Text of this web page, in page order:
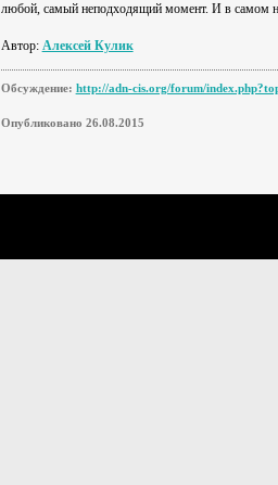
любой, самый неподходящий момент. И в самом
Автор: Алексей Кулик
Обсуждение: http://adn-cis.org/forum/
Опубликовано 26.08.2015